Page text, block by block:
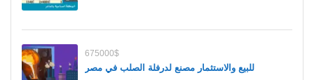
675000$
للبيع والاستثمار مصنع لدرفلة الصلب في مصر